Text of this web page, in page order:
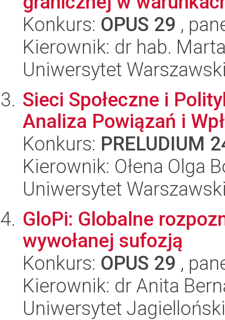
Konkurs: OPUS 29 ,
Kierownik: dr hab.
Uniwersytet
Sieci Społeczne i
Analiza Powiązań i
Konkurs: PRELUDIUM
Kierownik: Ołena Olga
Uniwersytet
GloPi: Globalne
wywołanej sufozją
Konkurs: OPUS 29 ,
Kierownik: dr Anita
Uniwersytet Jagielloński